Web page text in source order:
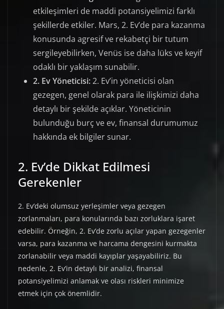
etkileşimleri de maddi potansiyelimizi farklı
şekillerde etkiler. Mars, 2. Ev’de para kazanma
konusunda agresif ve rekabetçi bir tutum
sergileyebilirken, Venüs ise daha lüks ve keyif
odaklı bir yaklaşım sunabilir.
2. Ev Yöneticisi:2. Ev’in yöneticisi olan
gezegen, genel olarak para ile ilişkimizi daha
detaylı bir şekilde açıklar. Yöneticinin
bulunduğu burç ve ev, finansal durumumuz
hakkında ek bilgiler sunar.
2. Ev’de Dikkat Edilmesi
Gerekenler
2. Ev’deki olumsuz yerleşimler veya gezegen
zorlanmaları, para konularında bazı zorluklara işaret
edebilir. Örneğin, 2. Ev’de zorlu açılar yapan gezegenler
varsa, para kazanma ve harcama dengesini kurmakta
zorlanabilir veya maddi kayıplar yaşayabiliriz. Bu
nedenle, 2. Ev’in detaylı bir analizi, finansal
potansiyelimizi anlamak ve olası riskleri minimize
etmek için çok önemlidir.